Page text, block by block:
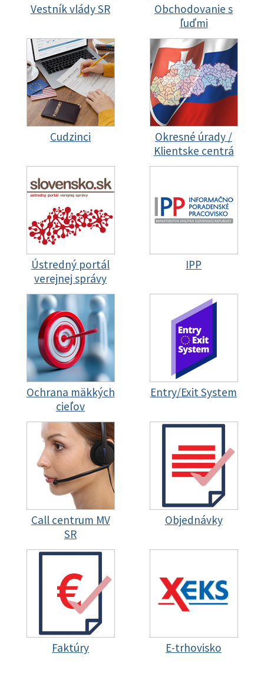
Vestník vlády SR
Obchodovanie s
ľuďmi
Cudzinci
Okresné úrady /
Klientske centrá
Ústredný portál
verejnej správy
IPP
Ochrana mäkkých
cieľov
Entry/Exit System
Call centrum MV
SR
Objednávky
Faktúry E-trhovisko